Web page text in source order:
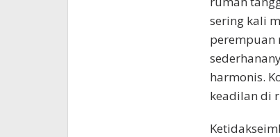
sering kali
perempuan
harmonis.
keadilan di